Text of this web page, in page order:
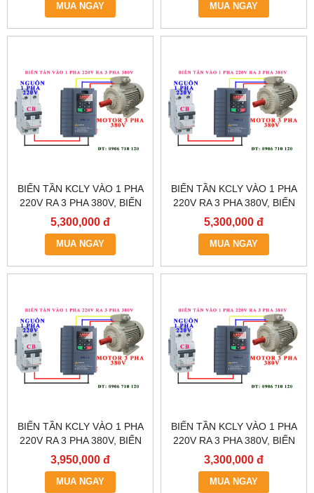
MUA NGAY MUA NGAY
BIẾN TẦN KCLY VÀO 1 PHA
220V RA 3 PHA 380V, BIẾN
TẦN KCLY KOC600-
5R5GT3-B
5,300,000 đ
MUA NGAY
BIẾN TẦN KCLY VÀO 1 PHA
220V RA 3 PHA 380V, BIẾN
TẦN KCLY KOC600-
3R7GT3-B
5,300,000 đ
MUA NGAY
BIẾN TẦN KCLY VÀO 1 PHA
220V RA 3 PHA 380V, BIẾN
TẦN KCLY KOC600-
2R2GT3-B
3,950,000 đ
MUA NGAY
BIẾN TẦN KCLY VÀO 1 PHA
220V RA 3 PHA 380V, BIẾN
TẦN KCLY KOC600-
1R5GT3-B
3,300,000 đ
MUA NGAY